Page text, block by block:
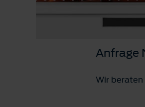
Anfrage
Wir